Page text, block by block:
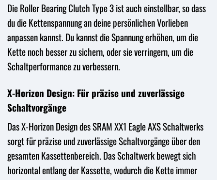
Die Roller Bearing Clutch Type 3 ist auch einstellbar, so dass
du die Kettenspannung an deine persönlichen Vorlieben
anpassen kannst. Du kannst die Spannung erhöhen, um die
Kette noch besser zu sichern, oder sie verringern, um die
Schaltperformance zu verbessern.
X-Horizon Design: Für präzise und zuverlässige
Schaltvorgänge
Das X-Horizon Design des SRAM XX1 Eagle AXS Schaltwerks
sorgt für präzise und zuverlässige Schaltvorgänge über den
gesamten Kassettenbereich. Das Schaltwerk bewegt sich
horizontal entlang der Kassette, wodurch die Kette immer